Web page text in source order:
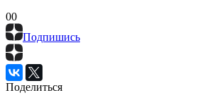
00
Подпишись
Поделиться